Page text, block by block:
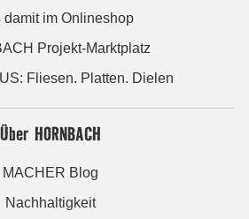
damit im Onlineshop
Projekt-Marktplatz
Fliesen. Platten. Dielen
Über HORNBACH
MACHER Blog
Nachhaltigkeit